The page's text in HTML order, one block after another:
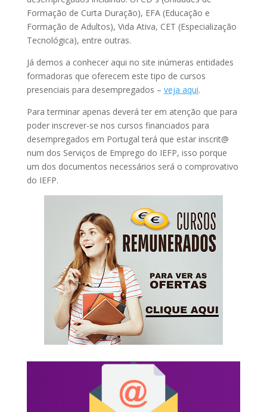
Formação de Curta Duração), EFA (Educação e
Formação de Adultos), Vida Ativa, CET (Especialização
Tecnológica), entre outras.
Já demos a conhecer aqui no site inúmeras entidades
formadoras que oferecem este tipo de cursos
presenciais para desempregados – veja aqui.
Para terminar apenas deverá ter em atenção que para
poder inscrever-se nos cursos financiados para
desempregados em Portugal terá que estar inscrit@
num dos Serviços de Emprego do IEFP, isso porque
um dos documentos necessários será o comprovativo
do IEFP.